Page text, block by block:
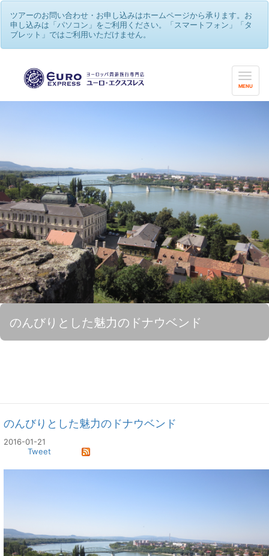
ツアーのお問い合わせ・お申し込みはホームページから承ります。お
申し込みは「パソコン」をご利用ください。「スマートフォン」「タ
ブレット」ではご利用いただけません。
MENU
のんびりとした魅力のドナウベンド
のんびりとした魅力のドナウベンド
2016-01-21
Tweet